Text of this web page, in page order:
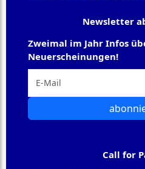
Newsletter
Zweimal im Jahr Infos
Neuerscheinungen!
Call for